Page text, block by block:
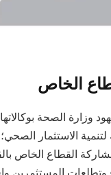
الخاص
وزارة الصحة
لتنمية الاستثمار
القطاع الخاص